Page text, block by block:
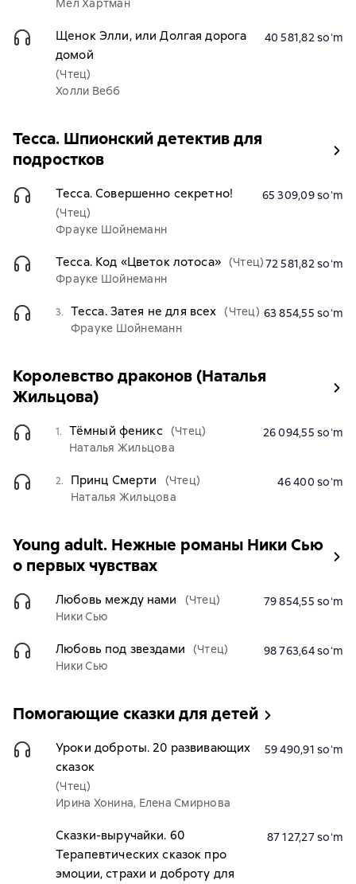
Мел Хартман
Щенок Элли, или Долгая дорога
домой
(Чтец)
Холли Вебб
40 581,82 soʻm
Тесса. Шпионский детектив для
подростков
Тесса. Совершенно секретно!
(Чтец)
Фрауке Шойнеманн
65 309,09 soʻm
Тесса. Код «Цветок лотоса» (Чтец)
Фрауке Шойнеманн
72 581,82 soʻm
3. Тесса. Затея не для всех (Чтец)
Фрауке Шойнеманн
63 854,55 soʻm
Королевство драконов (Наталья
Жильцова)
1. Тёмный феникс (Чтец)
Наталья Жильцова
26 094,55 soʻm
2. Принц Смерти
(Чтец)
Наталья Жильцова
46 400 soʻm
Young adult. Нежные романы Ники Сью
о первых чувствах
Любовь между нами
(Чтец)
Ники Сью
79 854,55 soʻm
Любовь под звездами
(Чтец)
Ники Сью
98 763,64 soʻm
Помогающие сказки для детей
Уроки доброты. 20 развивающих
сказок
(Чтец)
Ирина Хонина, Елена Смирнова
59 490,91 soʻm
Сказки-выручайки. 60
Терапевтических сказок про
эмоции, страхи и доброту для
87 127,27 soʻm